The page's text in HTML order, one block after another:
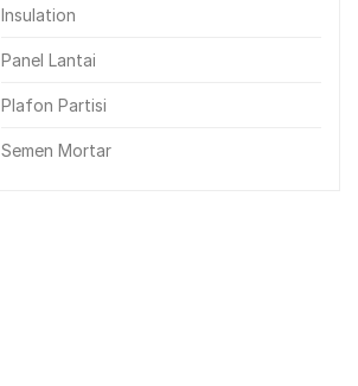
Insulation
Panel Lantai
Plafon Partisi
Semen Mortar